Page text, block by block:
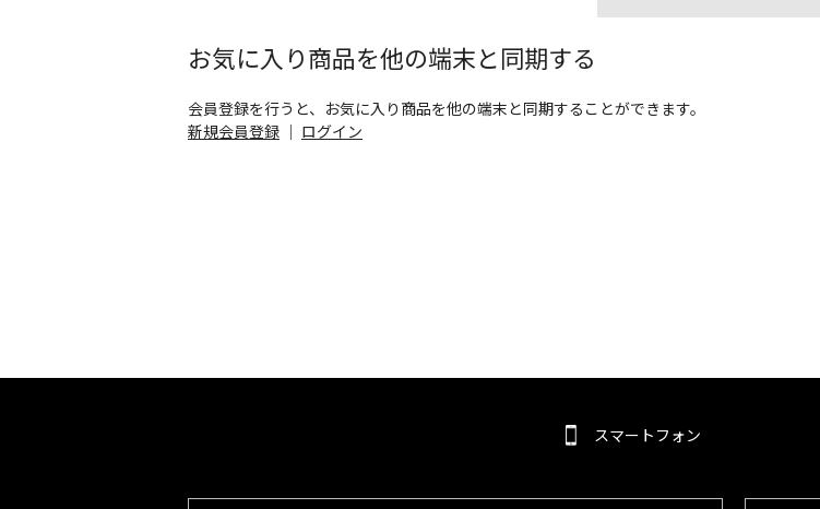
お気に入り商品を他の端末と同期する
会員登録を行うと、お気に入り商品を他の端末と同期することができます。
新規会員登録 ｜ ログイン
スマートフォン